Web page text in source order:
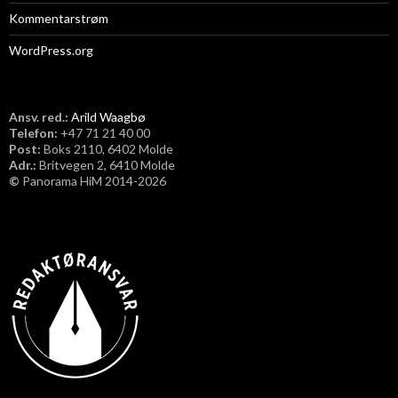
Kommentarstrøm
WordPress.org
Ansv. red.: Arild Waagbø
Telefon: ​+47 71 21 40 00
Post: Boks 2110, 6402 Molde
Adr.: Britvegen 2, 6410 Molde
© Panorama HiM 2014-2026